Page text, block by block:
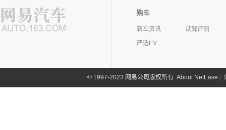
购车
新车资讯
试驾评测
严选EV
©1997-2023 网易公司版权所有 About NetEase